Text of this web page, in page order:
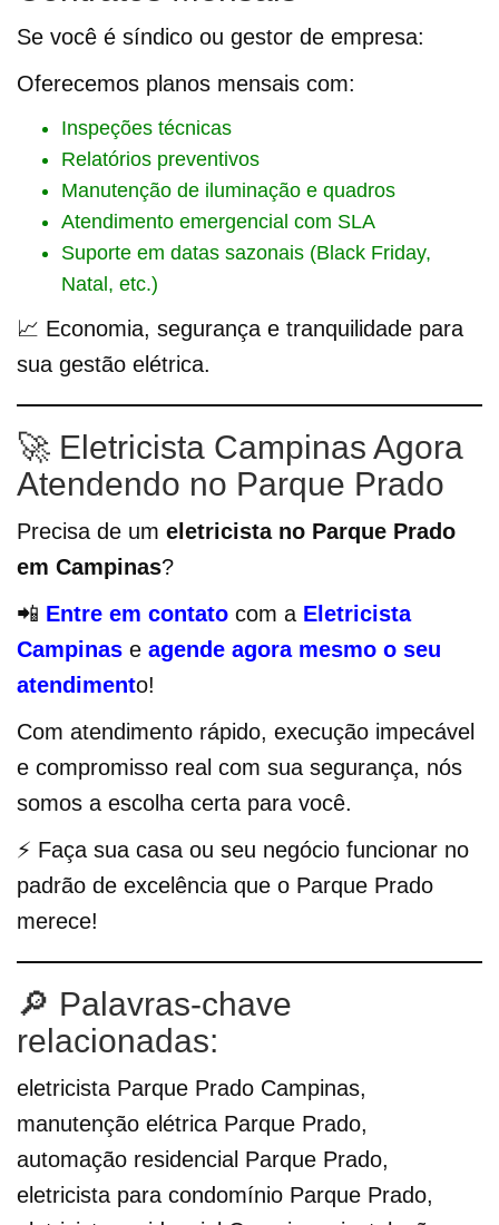
Se você é síndico ou gestor de empresa:
Oferecemos planos mensais com:
Inspeções técnicas
Relatórios preventivos
Manutenção de iluminação e quadros
Atendimento emergencial com SLA
Suporte em datas sazonais (Black Friday,
Natal, etc.)
📈 Economia, segurança e tranquilidade para
sua gestão elétrica.
🚀 Eletricista Campinas Agora
Atendendo no Parque Prado
Precisa de um eletricista no Parque Prado
em Campinas?
📲 Entre em contato com a Eletricista
Campinas e agende agora mesmo o seu
atendimento!
Com atendimento rápido, execução impecável
e compromisso real com sua segurança, nós
somos a escolha certa para você.
⚡ Faça sua casa ou seu negócio funcionar no
padrão de excelência que o Parque Prado
merece!
🔎 Palavras-chave
relacionadas:
eletricista Parque Prado Campinas,
manutenção elétrica Parque Prado,
automação residencial Parque Prado,
eletricista para condomínio Parque Prado,